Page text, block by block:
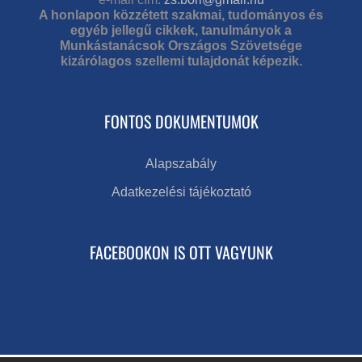
A honlapon közzétett szakmai, tudományos és
egyéb jellegű cikkek, tanulmányok a
Munkástanácsok Országos Szövetsége
kizárólagos szellemi tulajdonát képezik.
FONTOS DOKUMENTUMOK
Alapszabály
Adatkezelési tájékoztató
FACEBOOKON IS OTT VAGYUNK